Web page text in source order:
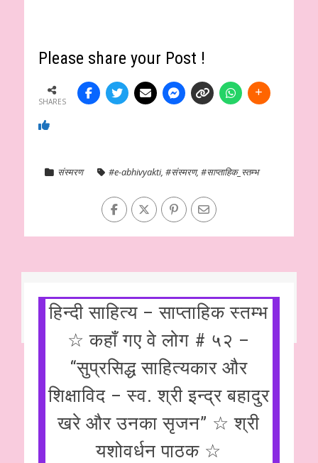
Please share your Post !
SHARES
संस्मरण #e-abhivyakti,#संस्मरण,#साप्ताहिक_स्तम्भ
हिन्दी साहित्य – साप्ताहिक स्तम्भ
☆ कहाँ गए वे लोग # ५२ –
“सुप्रसिद्ध साहित्यकार और
शिक्षाविद – स्व. श्री इन्द्र बहादुर
खरे और उनका सृजन” ☆ श्री
यशोवर्धन पाठक ☆